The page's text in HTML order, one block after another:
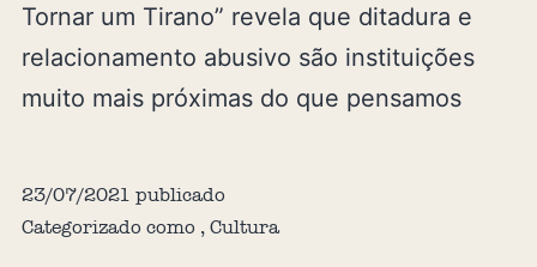
Tornar um Tirano” revela que ditadura e
relacionamento abusivo são instituições
muito mais próximas do que pensamos
23/07/2021 publicado
Categorizado como , Cultura